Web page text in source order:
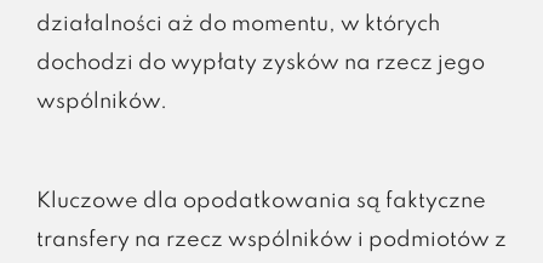
działalności aż do momentu, w których
dochodzi do wypłaty zysków na rzecz jego
wspólników.
Kluczowe dla opodatkowania są faktyczne
transfery na rzecz wspólników i podmiotów z